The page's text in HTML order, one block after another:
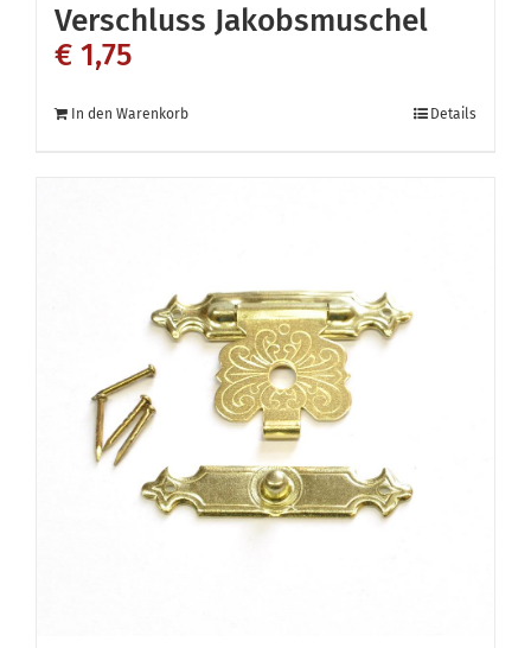
Verschluss Jakobsmuschel
€ 1,75
In den Warenkorb Details